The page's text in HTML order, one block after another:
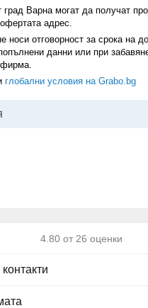
град Варна могат да получат
адрес.
носи отговорност за срока на
данни или при
фирма.
глобални условия на Grabo.bg
4.80 от 26 оценки